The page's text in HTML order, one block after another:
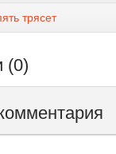
трясет
(0)